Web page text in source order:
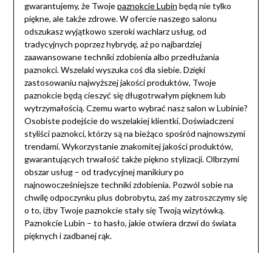
gwarantujemy, że Twojepaznokcie Lubin będą nie tylko
piękne, ale także zdrowe. W ofercie naszego salonu
odszukasz wyjątkowo szeroki wachlarz usług, od
tradycyjnych poprzez hybrydę, aż po najbardziej
zaawansowane techniki zdobienia albo przedłużania
paznokci. Wszelaki wyszuka coś dla siebie. Dzięki
zastosowaniu najwyższej jakości produktów, Twoje
paznokcie będą cieszyć się długotrwałym pięknem lub
wytrzymałością. Czemu warto wybrać nasz salon w Lubinie?
Osobiste podejście do wszelakiej klientki. Doświadczeni
styliści paznokci, którzy są na bieżąco spośród najnowszymi
trendami. Wykorzystanie znakomitej jakości produktów,
gwarantujących trwałość także piękno stylizacji. Olbrzymi
obszar usług – od tradycyjnej manikiury po
najnowocześniejsze techniki zdobienia. Pozwól sobie na
chwilę odpoczynku plus dobrobytu, zaś my zatroszczymy się
o to, iżby Twoje paznokcie stały się Twoją wizytówką.
Paznokcie Lubin – to hasło, jakie otwiera drzwi do świata
pięknych i zadbanej rąk.